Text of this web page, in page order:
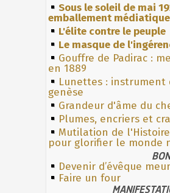
Sous le soleil de mai
emballement
L'élite contre le peuple
Le masque de
Gouffre de Padirac :
en 1889
Lunettes : instrument
genèse
Grandeur d'âme du
Plumes, encriers et
Mutilation de
pour glorifier le monde
Devenir d’évêque
Faire un four